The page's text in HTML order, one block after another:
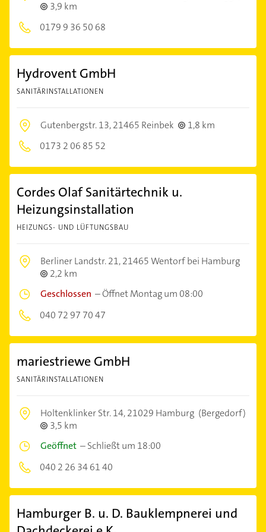
3,9 km
0179 9 36 50 68
Hydrovent GmbH
SANITÄRINSTALLATIONEN
Gutenbergstr. 13,21465 Reinbek
1,8 km
0173 2 06 85 52
Cordes Olaf Sanitärtechnik u.
Heizungsinstallation
HEIZUNGS- UND LÜFTUNGSBAU
Berliner Landstr. 21,21465 Wentorf bei Hamburg
2,2 km
Geschlossen –Öffnet Montag um 08:00
040 72 97 70 47
mariestriewe GmbH
SANITÄRINSTALLATIONEN
Holtenklinker Str. 14,21029 Hamburg (Bergedorf)
3,5 km
Geöffnet –Schließt um 18:00
040 2 26 34 61 40
Hamburger B. u. D. Bauklempnerei und